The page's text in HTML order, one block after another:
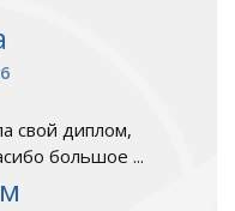
свой диплом,
большое ...